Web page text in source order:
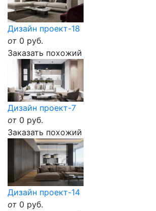
Дизайн проект-18
от 0 руб.
Заказать похожий
Дизайн проект-7
от 0 руб.
Заказать похожий
Дизайн проект-14
от 0 руб.